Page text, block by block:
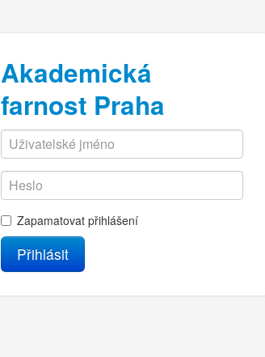
Akademická
farnost Praha
Zapamatovat přihlášení
Přihlásit